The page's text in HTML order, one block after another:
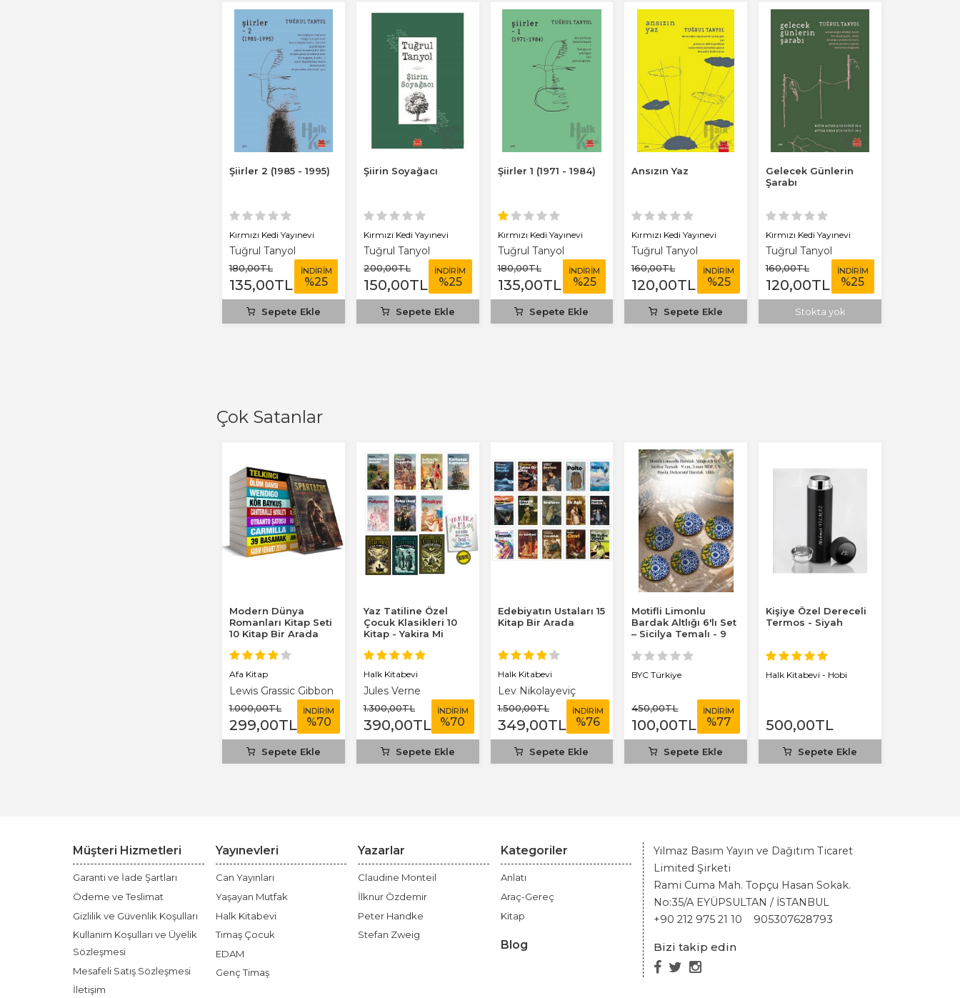
Çok Satanlar
Modern Dünya
Romanları Kitap Seti
10 Kitap Bir Arada
Afa Kitap
Lewis Grassic Gibbon
1.000,00TL
299,00TL
İNDİRİM
%70
Sepete Ekle
Yaz Tatiline Özel
Çocuk Klasikleri 10
Kitap - Yakira Mi
Halk Kitabevi
Jules Verne
1.300,00TL
390,00TL
İNDİRİM
%70
Sepete Ekle
Edebiyatın Ustaları 15
Kitap Bir Arada
Halk Kitabevi
Lev Nikolayeviç
Tolstoy
1.500,00TL
349,00TL
İNDİRİM
%76
Sepete Ekle
Motifli Limonlu
Bardak Altlığı 6'lı Set
– Sicilya Temalı - 9
BYC Türkiye
450,00TL
100,00TL
İNDİRİM
%77
Sepete Ekle
Kişiye Özel Dereceli
Termos - Siyah
Halk Kitabevi - Hobi
500,00TL
Sepete Ekle
Şiirler 2 (1985 - 1995)
Kırmızı Kedi Yayınevi
Tuğrul Tanyol
180,00TL
135,00TL
İNDİRİM
%25
Sepete Ekle
Şiirin Soyağacı
Kırmızı Kedi Yayınevi
Tuğrul Tanyol
200,00TL
150,00TL
İNDİRİM
%25
Sepete Ekle
Şiirler 1 (1971 - 1984)
Kırmızı Kedi Yayınevi
Tuğrul Tanyol
180,00TL
135,00TL
İNDİRİM
%25
Sepete Ekle
Ansızın Yaz
Kırmızı Kedi Yayınevi
Tuğrul Tanyol
160,00TL
120,00TL
İNDİRİM
%25
Sepete Ekle
Gelecek Günlerin
Şarabı
Kırmızı Kedi Yayınevi
Tuğrul Tanyol
160,00TL
120,00TL
İNDİRİM
%25
Stokta yok
Müşteri Hizmetleri
Garanti ve İade Şartları
Ödeme ve Teslimat
Gizlilik ve Güvenlik Koşulları
Kullanım Koşulları ve Üyelik
Sözleşmesi
Mesafeli Satış Sözleşmesi
İletişim
Yayınevleri
Can Yayınları
Yaşayan Mutfak
Halk Kitabevi
Timaş Çocuk
EDAM
Genç Timaş
Yazarlar
Claudine Monteil
İlknur Özdemir
Peter Handke
Stefan Zweig
Kategoriler
Anlatı
Araç-Gereç
Kitap
Blog
Yılmaz Basım Yayın ve Dağıtım Ticaret
Limited Şirketi
Rami Cuma Mah. Topçu Hasan Sokak.
No:35/A EYÜPSULTAN / İSTANBUL
+90 212 975 21 10
905307628793
Bizi takip edin